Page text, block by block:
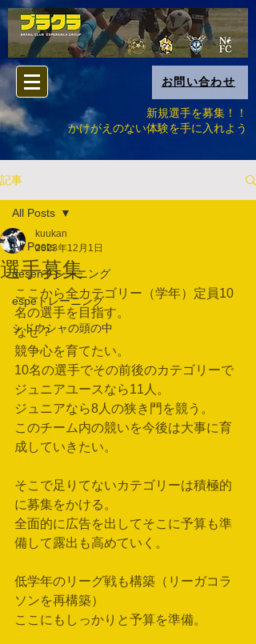
お問い合わせ
新規選手を募集！！
​かけがえのない体験を手に入れよう
記事
All Posts
desenトレーニング
espeトレーニング
シドウシャの頭の中
All Posts
選手募集
kuukan
2023年12月1日
ここから全カテゴリー（学年）定員10
名の選手を目指す。
なぜ？
競争心を育てたい。
10名の選手でその前後のカテゴリーで
ジュニアユースなら11人。
ジュニアなら8人の狭き門を競う。
このチーム内の競いを今後は大事に育
成していきたい。
そこで足りてないカテゴリーは積極的
に募集をかける。
全面的に広告を出してそこに予算も準
備して露出も高めていく。
低学年のリーグ戦も構築（リーガコラ
ソンを再構築）
ここにもしっかりと予算を準備。